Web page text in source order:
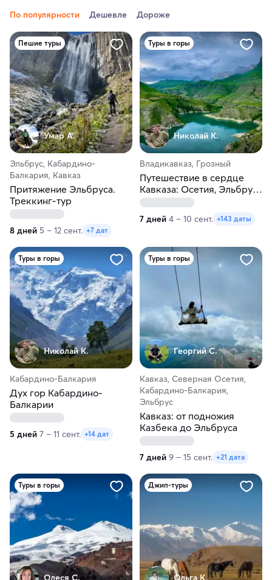
По популярности Дешевле Дороже
Пешие туры
Умар А.
Эльбрус, Кабардино-
Балкария, Кавказ
Притяжение Эльбруса.
Треккинг-тур
8 дней 5 – 12 сент. +7 дат
Туры в горы
Николай К.
Владикавказ, Грозный
Путешествие в сердце
Кавказа: Осетия, Эльбрус,
Грозный, всё включено!
7 дней 4 – 10 сент. +143 даты
Туры в горы
Николай К.
Кабардино-Балкария
Дух гор Кабардино-
Балкарии
5 дней 7 – 11 сент. +14 дат
Туры в горы
Георгий С.
Кавказ, Северная Осетия,
Кабардино-Балкария,
Эльбрус
Кавказ: от подножия
Казбека до Эльбруса
7 дней 9 – 15 сент. +21 дата
Туры в горы
Олеся С.
Джип-туры
Ольга К.